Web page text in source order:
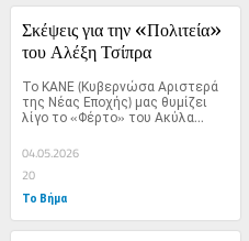
Σκέψεις για την «Πολιτεία»
του Αλέξη Τσίπρα
Το ΚΑΝΕ (Κυβερνώσα Αριστερά
της Νέας Εποχής) μας θυμίζει
λίγο το «Φέρτο» του Ακύλα...
04.05.2026
20
Το Βήμα